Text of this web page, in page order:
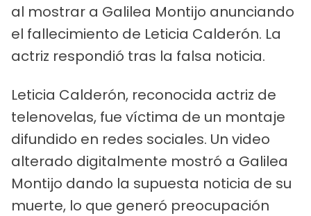
al mostrar a Galilea Montijo anunciando
el fallecimiento de Leticia Calderón. La
actriz respondió tras la falsa noticia.
Leticia Calderón, reconocida actriz de
telenovelas, fue víctima de un montaje
difundido en redes sociales. Un video
alterado digitalmente mostró a Galilea
Montijo dando la supuesta noticia de su
muerte, lo que generó preocupación